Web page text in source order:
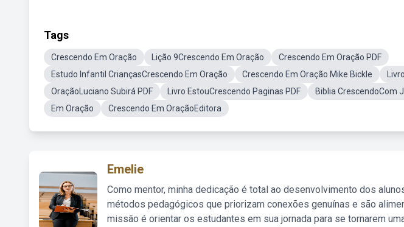
Tags
Crescendo Em Oração Lição 9Crescendo Em Oração
Crescendo Em Oração PDF
Estudo Infantil CriançasCrescendo Em Oração
Crescendo Em Oração Mike Bickle
OraçãoLuciano Subirá PDF
Livro EstouCrescendo Paginas PDF Biblia CrescendoCom
Em Oração
Crescendo Em OraçãoEditora
Emelie
Como mentor, minha dedicação é total ao desenvolvimento dos
métodos pedagógicos que priorizam conexões genuínas e são
missão é orientar os estudantes em sua jornada para se tornarem